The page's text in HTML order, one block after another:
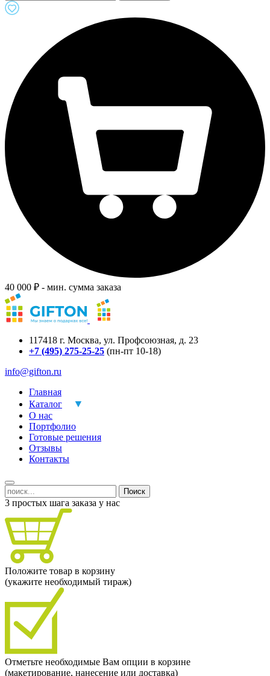
40 000 ₽ - мин. сумма заказа
117418 г. Москва, ул. Профсоюзная, д. 23
+7 (495) 275-25-25 (пн-пт 10-18)
info@gifton.ru
Главная
Каталог
О нас
Портфолио
Готовые решения
Отзывы
Контакты
Поиск
3 простых шага заказа у нас
Положите товар в корзину
(укажите необходимый тираж)
Отметьте необходимые Вам опции в корзине
(макетирование, нанесение или доставка)